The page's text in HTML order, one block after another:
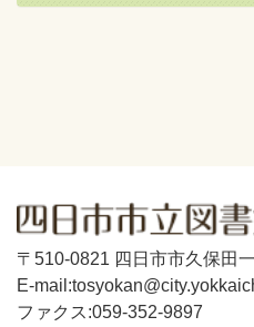
〒510-0821 四日市市久保田
E-
ファクス:059-352-9897